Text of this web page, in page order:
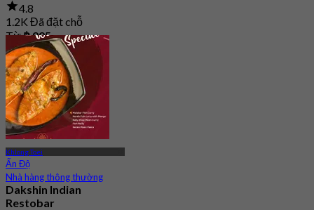
4.8
1.2K Đã đặt chỗ
Từ฿ 995
Khlong Toei
Ấn Độ
Nhà hàng thông thường
Dakshin Indian
Restobar